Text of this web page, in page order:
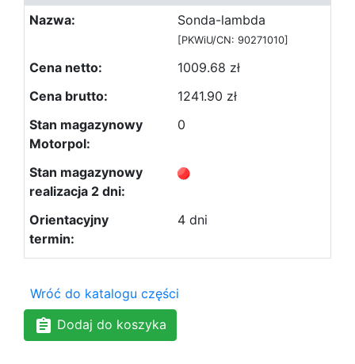
Sonda-lambda
[PKWiU/CN: 90271010]
1009.68 zł
1241.90 zł
0
4 dni
Wróć do katalogu części
Dodaj do koszyka